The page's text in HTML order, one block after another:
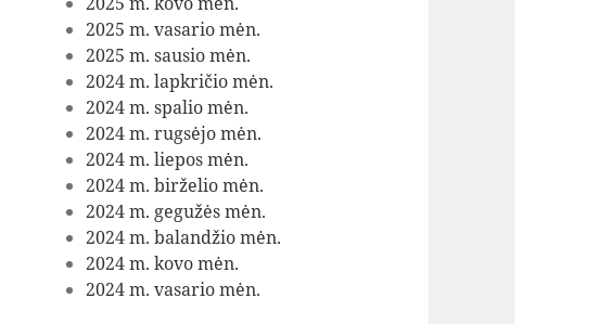
2025 m. vasario mėn.
2025 m. sausio mėn.
2024 m. lapkričio mėn.
2024 m. spalio mėn.
2024 m. rugsėjo mėn.
2024 m. liepos mėn.
2024 m. birželio mėn.
2024 m. gegužės mėn.
2024 m. balandžio mėn.
2024 m. kovo mėn.
2024 m. vasario mėn.